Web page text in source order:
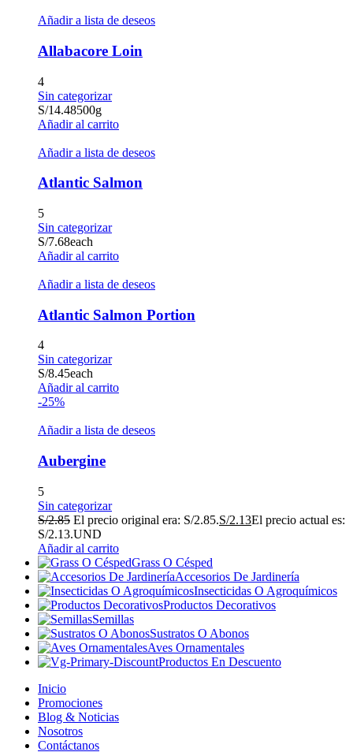
Añadir a lista de deseos
Allabacore Loin
4
Sin categorizar
S/14.48500g
Añadir al carrito
Añadir a lista de deseos
Atlantic Salmon
5
Sin categorizar
S/7.68each
Añadir al carrito
Añadir a lista de deseos
Atlantic Salmon Portion
4
Sin categorizar
S/8.45each
Añadir al carrito
-25%
Añadir a lista de deseos
Aubergine
5
Sin categorizar
S/2.85 El precio original era: S/2.85.S/2.13El precio actual es:
S/2.13.UND
Añadir al carrito
Grass O Césped
Accesorios De Jardinería
Insecticidas O Agroquímicos
Productos Decorativos
Semillas
Sustratos O Abonos
Aves Ornamentales
Productos En Descuento
Inicio
Promociones
Blog & Noticias
Nosotros
Contáctanos